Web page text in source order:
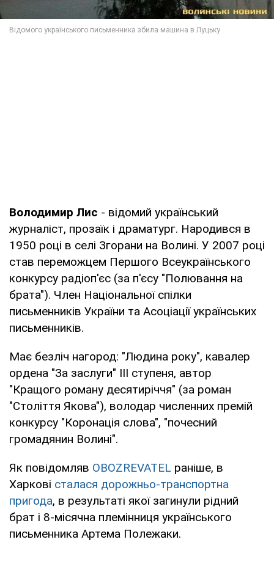
Володимир Лис - відомий український
журналіст, прозаїк і драматург. Народився в
1950 році в селі Згорани на Волині. У 2007 році
став переможцем Першого Всеукраїнського
конкурсу радіоп'єс (за п'єсу "Полювання на
брата"). Член Національної спілки
письменників України та Асоціації українських
письменників.
Має безліч нагород: "Людина року", кавалер
ордена "За заслуги" III ступеня, автор
"Кращого роману десятиріччя" (за роман
"Століття Якова"), володар численних премій
конкурсу "Коронація слова", "почесний
громадянин Волині".
Як повідомляв OBOZREVATEL раніше, в
Харкові сталася дорожньо-транспортна
пригода, в результаті якої загинули рідний
брат і 8-місячна племінниця українського
письменника Артема Полежаки.